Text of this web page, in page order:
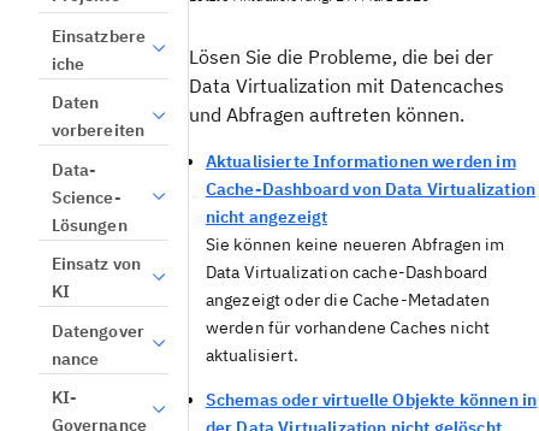
Einsatzbere
iche
Daten
vorbereiten
Data-
Science-
Lösungen
Einsatz von
KI
Datengover
nance
KI-
Governance
Lösen Sie die Probleme, die bei der
Data Virtualization mit Datencaches
und Abfragen auftreten können.
Aktualisierte Informationen werden im
Cache-Dashboard von Data Virtualization
nicht angezeigt
Sie können keine neueren Abfragen im
Data Virtualization cache-Dashboard
angezeigt oder die Cache-Metadaten
werden für vorhandene Caches nicht
aktualisiert.
Schemas oder virtuelle Objekte können in